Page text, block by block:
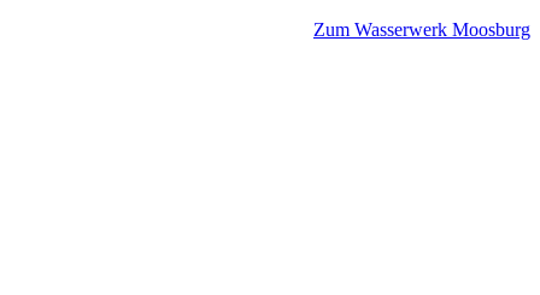
Zum Wasserwerk Moosburg